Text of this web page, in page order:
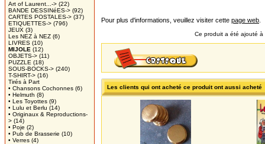
Art of Laurent...-> (22)
BANDE DESSINéES-> (92)
CARTES POSTALES-> (37)
ETIQUETTES-> (796)
JEUX (3)
Les NEZ à NEZ (6)
LIVRES (10)
MIJOLE (12)
OBJETS-> (11)
PUZZLE (18)
SOUS-BOCKS-> (240)
T-SHIRT-> (16)
Tirés à Part
• Chansons Cochonnes (6)
• Helmuth (8)
• Les Toyottes (9)
• Lulu et Berlu (14)
• Originaux & Reproductions-
> (14)
• Poje (2)
• Pub de Brasserie (10)
• Verres (4)
Pour plus d'informations, veuillez visiter cette page web
Ce produit a été ajouté
Les clients qui ont acheté ce produit ont aussi acheté